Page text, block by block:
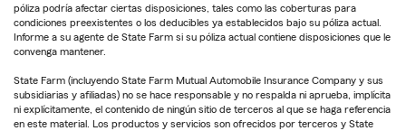
póliza podría afectar ciertas disposiciones, tales como las coberturas para
condiciones preexistentes o los deducibles ya establecidos bajo su póliza actual.
Informe a su agente de State Farm si su póliza actual contiene disposiciones que le
convenga mantener.
State Farm (incluyendo State Farm Mutual Automobile Insurance Company y sus
subsidiarias y afiliadas) no se hace responsable y no respalda ni aprueba, implícita
ni explícitamente, el contenido de ningún sitio de terceros al que se haga referencia
en este material. Los productos y servicios son ofrecidos por terceros y State